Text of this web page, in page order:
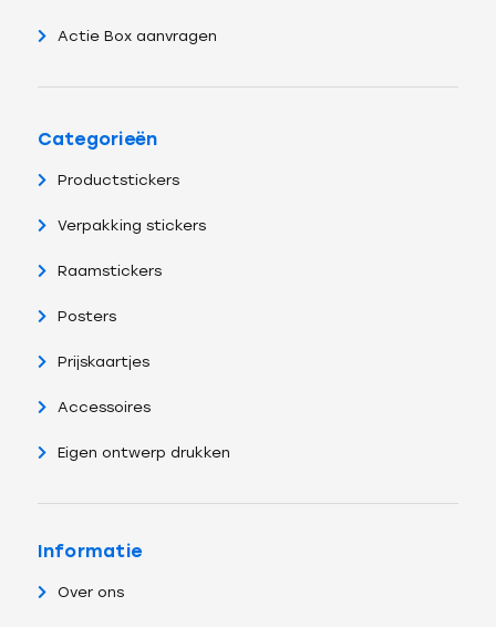
Actie Box aanvragen
Categorieën
Productstickers
Verpakking stickers
Raamstickers
Posters
Prijskaartjes
Accessoires
Eigen ontwerp drukken
Informatie
Over ons